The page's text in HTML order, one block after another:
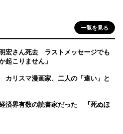
一覧を見る
宏さん死去 ラストメッセージでも
こりません」
リスマ漫画家、二人の「違い」と
済界有数の読書家だった 『死ぬほ